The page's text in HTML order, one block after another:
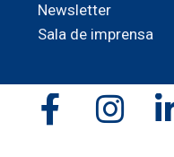
Newsletter
Sala de imprensa